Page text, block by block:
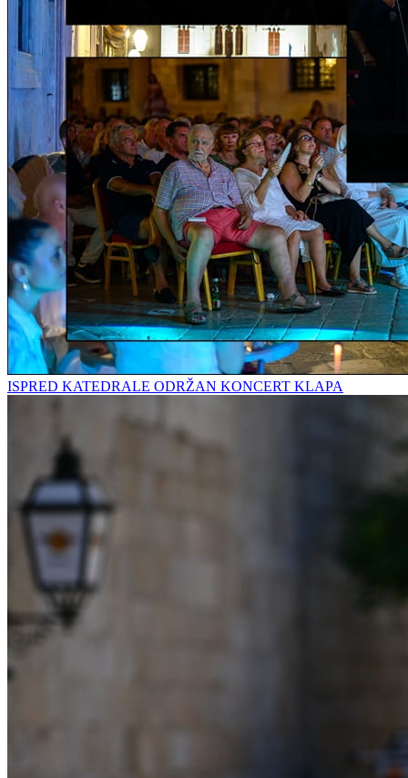
ISPRED KATEDRALE ODRŽAN KONCERT KLAPA